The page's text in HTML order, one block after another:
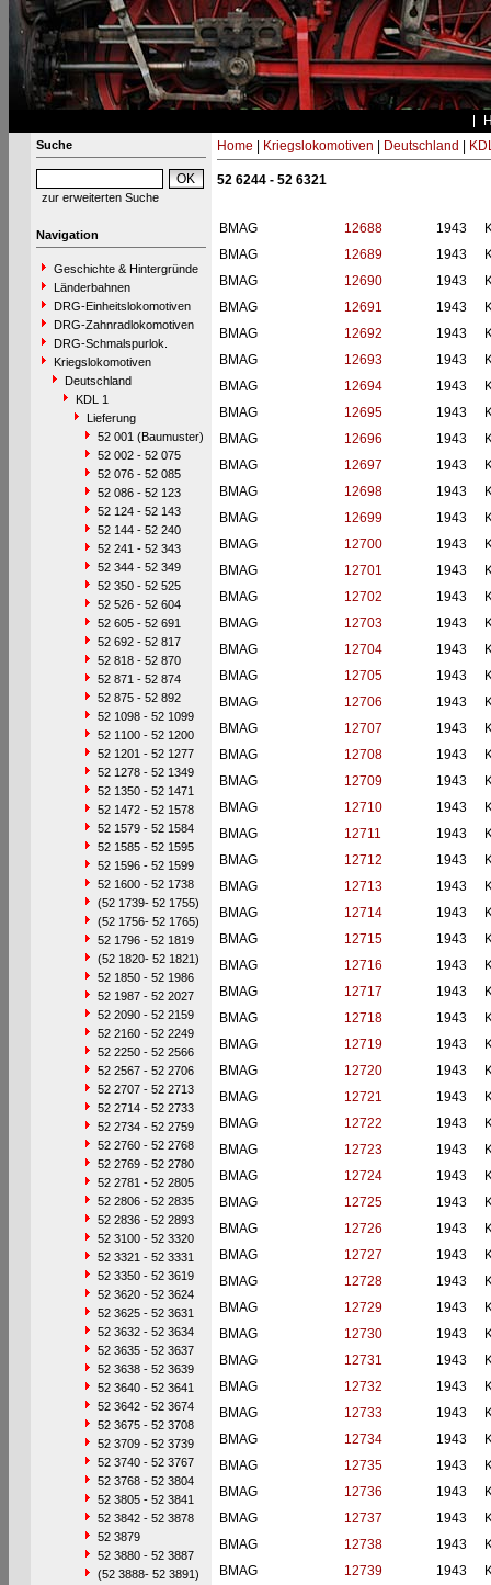
Suche
zur erweiterten Suche
Navigation
Geschichte & Hintergründe
Länderbahnen
DRG-Einheitslokomotiven
DRG-Zahnradlokomotiven
DRG-Schmalspurlok.
Kriegslokomotiven
Deutschland
KDL 1
Lieferung
52 001 (Baumuster)
52 002 - 52 075
52 076 - 52 085
52 086 - 52 123
52 124 - 52 143
52 144 - 52 240
52 241 - 52 343
52 344 - 52 349
52 350 - 52 525
52 526 - 52 604
52 605 - 52 691
52 692 - 52 817
52 818 - 52 870
52 871 - 52 874
52 875 - 52 892
52 1098 - 52 1099
52 1100 - 52 1200
52 1201 - 52 1277
52 1278 - 52 1349
52 1350 - 52 1471
52 1472 - 52 1578
52 1579 - 52 1584
52 1585 - 52 1595
52 1596 - 52 1599
52 1600 - 52 1738
(52 1739- 52 1755)
(52 1756- 52 1765)
52 1796 - 52 1819
(52 1820- 52 1821)
52 1850 - 52 1986
52 1987 - 52 2027
52 2090 - 52 2159
52 2160 - 52 2249
52 2250 - 52 2566
52 2567 - 52 2706
52 2707 - 52 2713
52 2714 - 52 2733
52 2734 - 52 2759
52 2760 - 52 2768
52 2769 - 52 2780
52 2781 - 52 2805
52 2806 - 52 2835
52 2836 - 52 2893
52 3100 - 52 3320
52 3321 - 52 3331
52 3350 - 52 3619
52 3620 - 52 3624
52 3625 - 52 3631
52 3632 - 52 3634
52 3635 - 52 3637
52 3638 - 52 3639
52 3640 - 52 3641
52 3642 - 52 3674
52 3675 - 52 3708
52 3709 - 52 3739
52 3740 - 52 3767
52 3768 - 52 3804
52 3805 - 52 3841
52 3842 - 52 3878
52 3879
52 3880 - 52 3887
(52 3888- 52 3891)
Home Kriegslokomotiven Deutschland
52 6244 - 52 6321
BMAG 12688 1943
BMAG
12689 1943
BMAG
12690 1943
BMAG
12691 1943
BMAG
12692 1943
BMAG
12693 1943
BMAG
12694 1943
BMAG
12695 1943
BMAG
12696 1943
BMAG
12697 1943
BMAG
12698 1943
BMAG
12699 1943
BMAG
12700 1943
BMAG
12701 1943
BMAG
12702 1943
BMAG
12703 1943
BMAG
12704 1943
BMAG
12705 1943
BMAG
12706 1943
BMAG
12707 1943
BMAG
12708 1943
BMAG
12709 1943
BMAG
12710 1943
BMAG
12711 1943
BMAG
12712 1943
BMAG
12713 1943
BMAG
12714 1943
BMAG
12715 1943
BMAG
12716 1943
BMAG
12717 1943
BMAG
12718 1943
BMAG
12719 1943
BMAG
12720 1943
BMAG
12721 1943
BMAG
12722 1943
BMAG
12723 1943
BMAG
12724 1943
BMAG
12725 1943
BMAG
12726 1943
BMAG
12727 1943
BMAG
12728 1943
BMAG
12729 1943
BMAG
12730 1943
BMAG
12731 1943
BMAG
12732 1943
BMAG
12733 1943
BMAG
12734 1943
BMAG
12735 1943
BMAG
12736 1943
BMAG
12737 1943
BMAG
12738 1943
BMAG
12739 1943